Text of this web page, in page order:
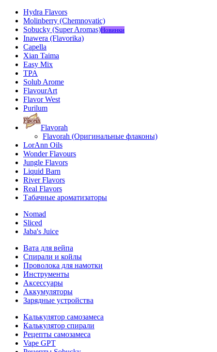
Hydra Flavors
Molinberry (Chemnovatic)
Sobucky (Super Aromas)Новинки
Inawera (Flavorika)
Capella
Xian Taima
Easy Mix
TPA
Solub Arome
FlavourArt
Flavor West
Purilum
Flavorah
Flavorah (Оригинальные флаконы)
LorAnn Oils
Wonder Flavours
Jungle Flavors
Liquid Barn
River Flavors
Real Flavors
Табачные ароматизаторы
Nomad
Sliced
Jaba's Juice
Вата для вейпа
Спирали и койлы
Проволока для намотки
Инструменты
Аксесcуары
Аккумуляторы
Зарядные устройства
Калькулятор самозамеса
Калькулятор спирали
Рецепты самозамеса
Vape GPT